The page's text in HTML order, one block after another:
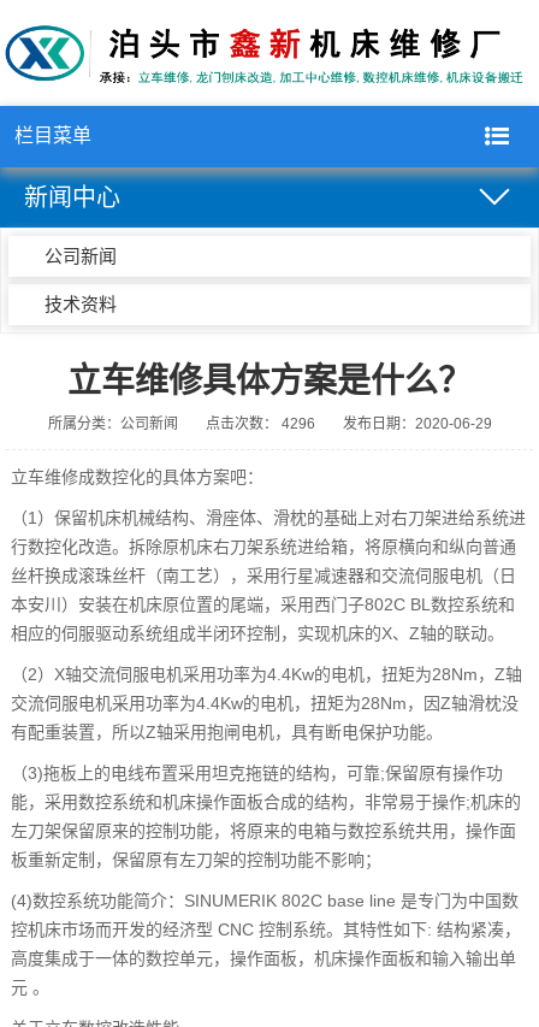
栏目菜单
新闻中心
公司新闻
技术资料
立车维修具体方案是什么？
所属分类：公司新闻 点击次数： 4296 发布日期：2020-06-29
立车维修成数控化的具体方案吧：
（1）保留机床机械结构、滑座体、滑枕的基础上对右刀架进给系统进
行数控化改造。拆除原机床右刀架系统进给箱，将原横向和纵向普通
丝杆换成滚珠丝杆（南工艺），采用行星减速器和交流伺服电机（日
本安川）安装在机床原位置的尾端，采用西门子802C BL数控系统和
相应的伺服驱动系统组成半闭环控制，实现机床的X、Z轴的联动。
（2）X轴交流伺服电机采用功率为4.4Kw的电机，扭矩为28Nm，Z轴
交流伺服电机采用功率为4.4Kw的电机，扭矩为28Nm，因Z轴滑枕没
有配重装置，所以Z轴采用抱闸电机，具有断电保护功能。
（3)拖板上的电线布置采用坦克拖链的结构，可靠;保留原有操作功
能，采用数控系统和机床操作面板合成的结构，非常易于操作;机床的
左刀架保留原来的控制功能，将原来的电箱与数控系统共用，操作面
板重新定制，保留原有左刀架的控制功能不影响；
(4)数控系统功能简介：SINUMERIK 802C base line 是专门为中国数
控机床市场而开发的经济型 CNC 控制系统。其特性如下: 结构紧凑，
高度集成于一体的数控单元，操作面板，机床操作面板和输入输出单
元 。